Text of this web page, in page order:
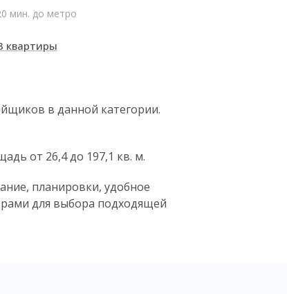
мин. до метро
квартиры
в данной категории.
от 26,4 до 197,1 кв. м.
планировки, удобное
для выбора подходящей